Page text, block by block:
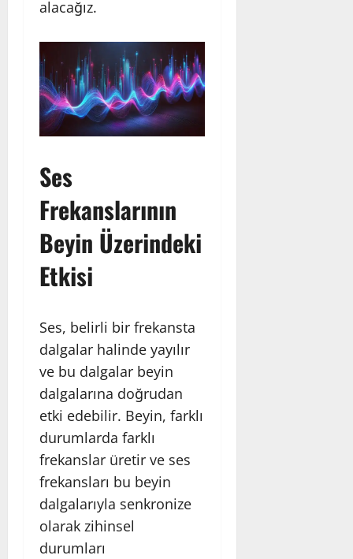
alacağız.
Ses
Frekanslarının
Beyin Üzerindeki
Etkisi
Ses, belirli bir frekansta
dalgalar halinde yayılır
ve bu dalgalar beyin
dalgalarına doğrudan
etki edebilir. Beyin, farklı
durumlarda farklı
frekanslar üretir ve ses
frekansları bu beyin
dalgalarıyla senkronize
olarak zihinsel
durumları